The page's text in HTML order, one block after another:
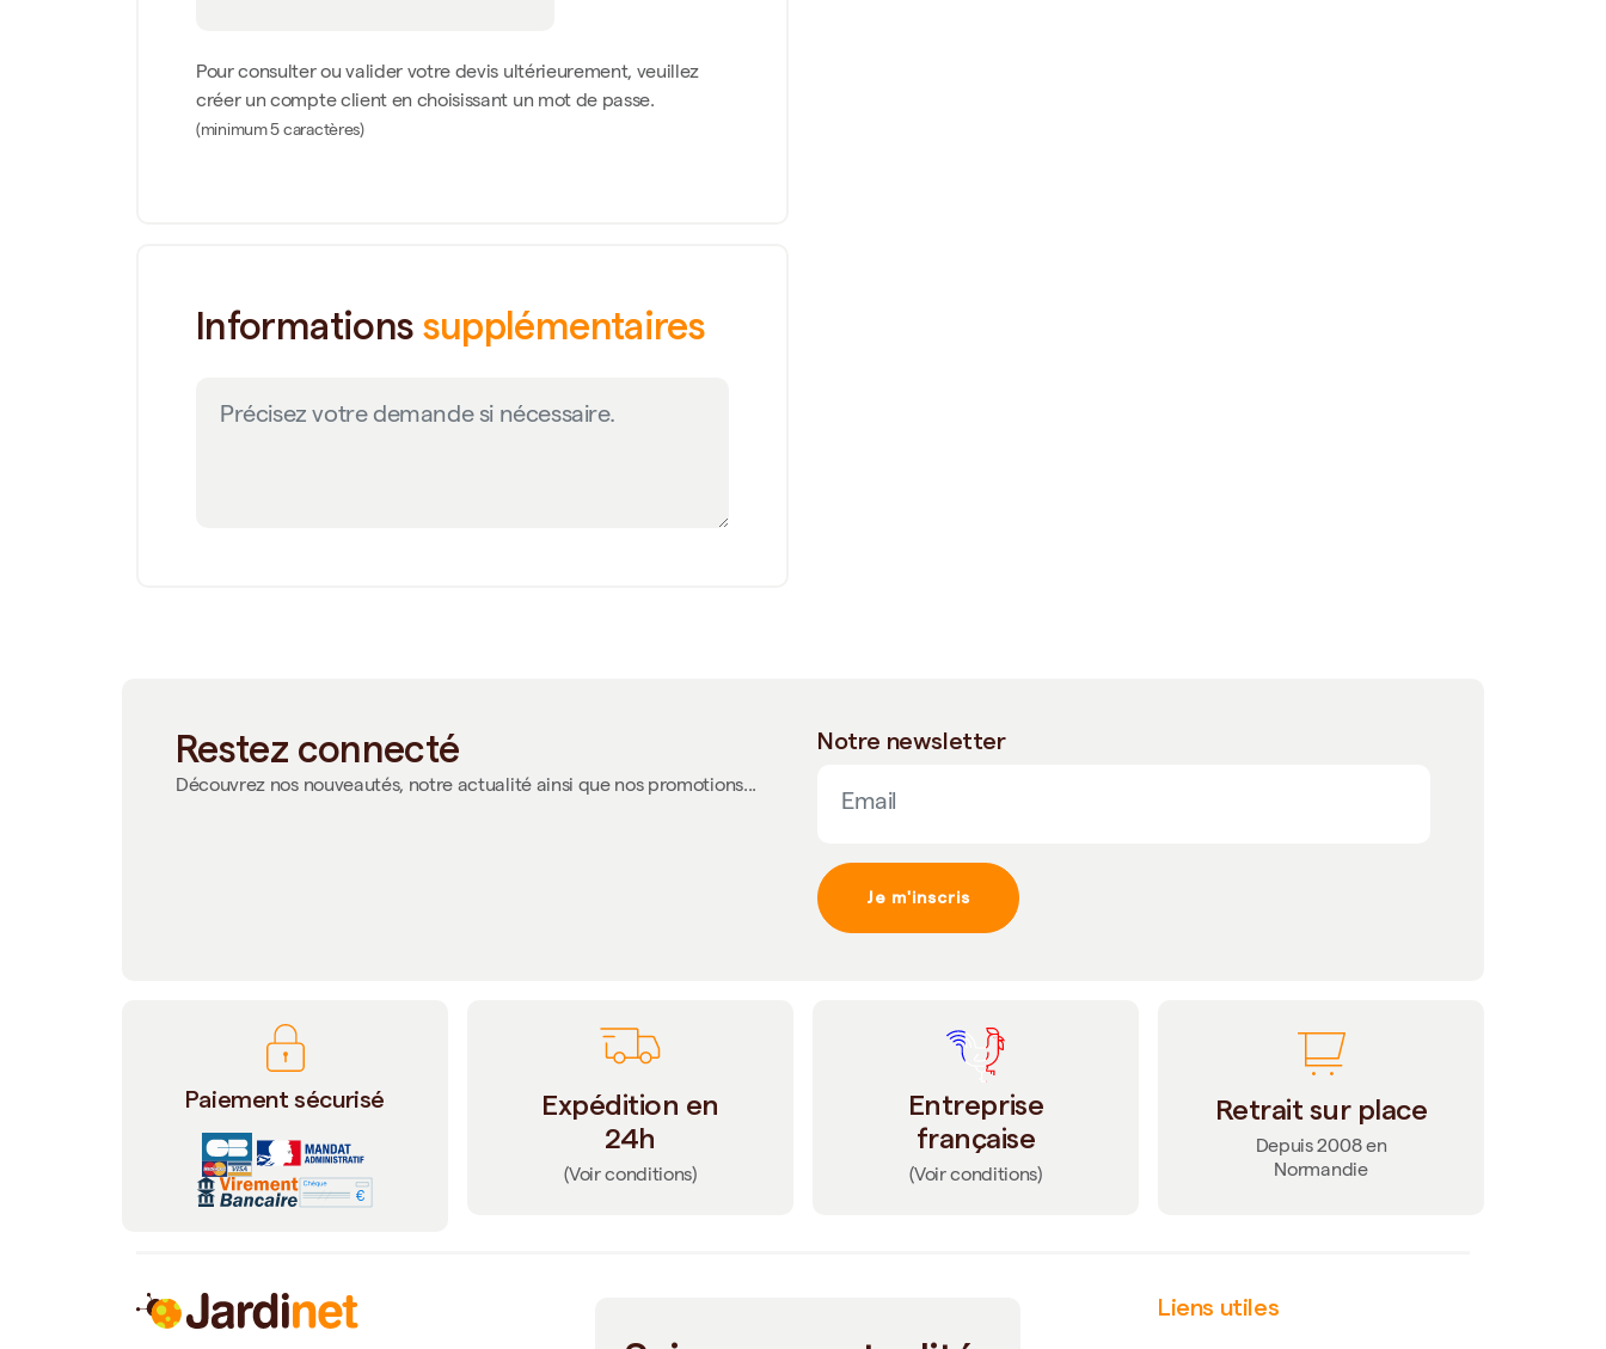
Pour consulter ou valider votre devis ultérieurement, veuillez
créer un compte client en choisissant un mot de passe.
(minimum 5 caractères)
Informations supplémentaires
Restez connecté
Découvrez nos nouveautés, notre actualité ainsi que nos promotions...
Notre newsletter
Je m'inscris
Paiement sécurisé
Expédition en
24h
(Voir conditions)
Entreprise
française
(Voir conditions)
Retrait sur place
Depuis 2008 en
Normandie
Liens utiles